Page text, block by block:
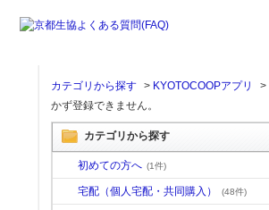
カテゴリから探す > KYOTOCOOPアプリ >
かず登録できません。
カテゴリから探す
初めての方へ (1件)
宅配（個人宅配・共同購入） (48件)